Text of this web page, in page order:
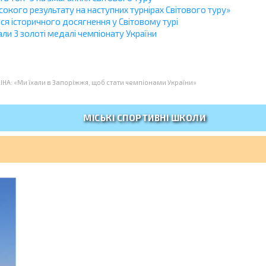
результату на наступних турнірах Світового туру»
досягнення у Світовому турі
3 золоті медалі чемпіонату України
«Ми їхали в Запоріжжя, щоб стати чемпіонами України»
МІСЬКІ СПОРТИВНІ ШКОЛИ